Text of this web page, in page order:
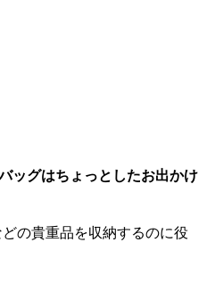
ッグはちょっとしたお出かけ
の貴重品を収納するのに役